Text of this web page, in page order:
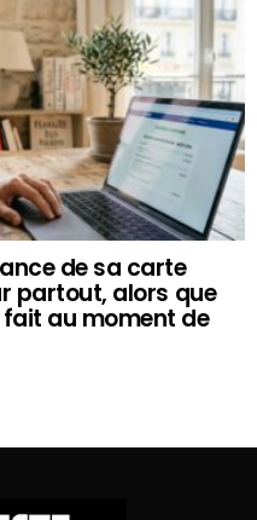
de sa carte
partout, alors que
fait au moment de